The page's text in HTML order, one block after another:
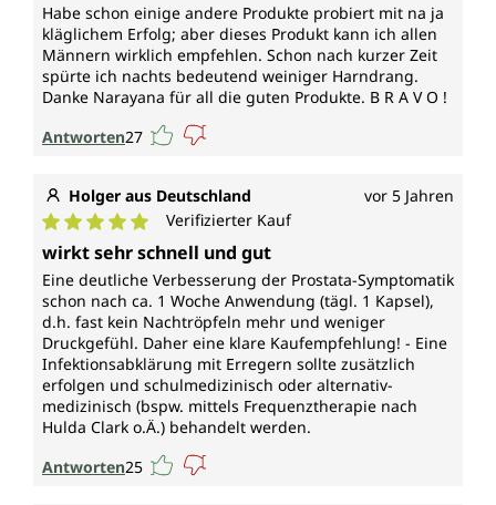
Habe schon einige andere Produkte probiert mit na ja
kläglichem Erfolg; aber dieses Produkt kann ich allen
Männern wirklich empfehlen. Schon nach kurzer Zeit
spürte ich nachts bedeutend weiniger Harndrang.
Danke Narayana für all die guten Produkte. B R A V O !
Antworten27
Holger aus Deutschland vor 5 Jahren
Durchschnittliche Bewertung von 5 von 5 Sternen
Verifizierter Kauf
wirkt sehr schnell und gut
Eine deutliche Verbesserung der Prostata-Symptomatik
schon nach ca. 1 Woche Anwendung (tägl. 1 Kapsel),
d.h. fast kein Nachtröpfeln mehr und weniger
Druckgefühl. Daher eine klare Kaufempfehlung! - Eine
Infektionsabklärung mit Erregern sollte zusätzlich
erfolgen und schulmedizinisch oder alternativ-
medizinisch (bspw. mittels Frequenztherapie nach
Hulda Clark o.Ä.) behandelt werden.
Antworten25